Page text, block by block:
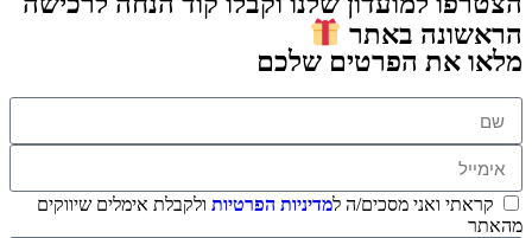
הראשונה באתר
מלאו את הפרטים שלכם
קראתי ואני מסכים/ה למדיניות הפרטיות ולקבלת אימלים שיווקים
מהאתר